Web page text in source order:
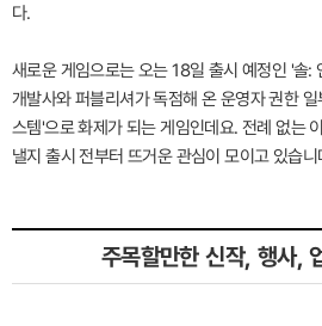
다.
새로운 게임으로는 오는 18일 출시 예정인 '솔:
개발사와 퍼블리셔가 독점해 온 운영자 권한
스템'으로 화제가 되는 게임인데요. 전례 없는
낼지 출시 전부터 뜨거운 관심이 모이고 있습니
주목할만한 신작, 행사,